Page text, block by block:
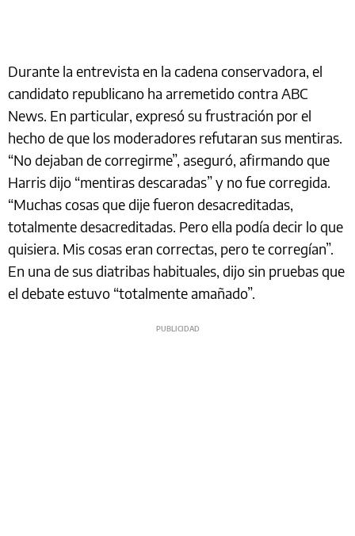
Durante la entrevista en la cadena conservadora, el
candidato republicano ha arremetido contra ABC
News. En particular, expresó su frustración por el
hecho de que los moderadores refutaran sus mentiras.
“No dejaban de corregirme”, aseguró, afirmando que
Harris dijo “mentiras descaradas” y no fue corregida.
“Muchas cosas que dije fueron desacreditadas,
totalmente desacreditadas. Pero ella podía decir lo que
quisiera. Mis cosas eran correctas, pero te corregían”.
En una de sus diatribas habituales, dijo sin pruebas que
el debate estuvo “totalmente amañado”.